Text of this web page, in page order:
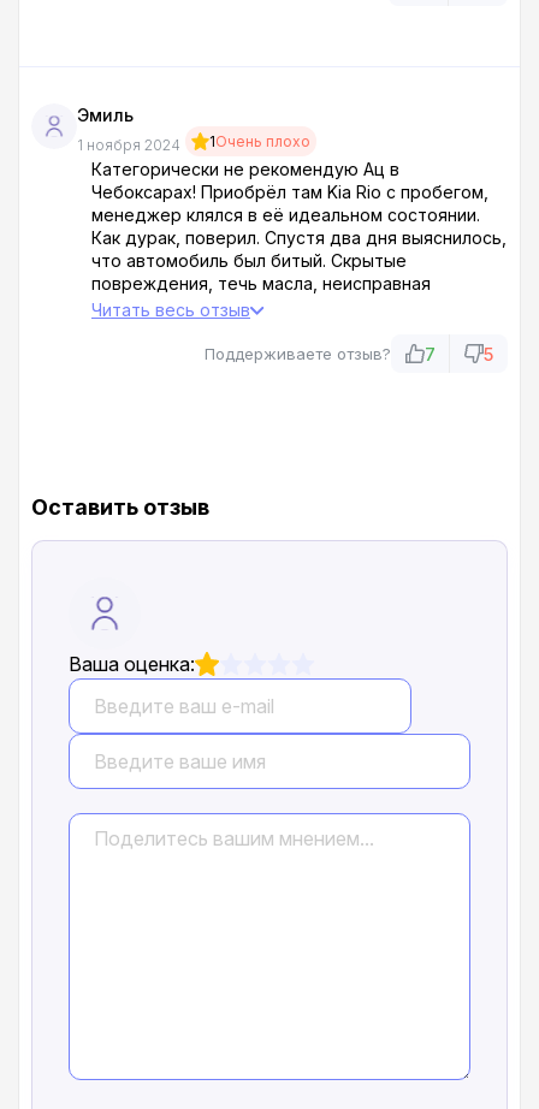
Эмиль
1 ноября 2024 1Очень плохо
Категорически не рекомендую Ац в
Чебоксарах! Приобрёл там Kia Rio с пробегом,
менеджер клялся в её идеальном состоянии.
Как дурак, поверил. Спустя два дня выяснилось,
что автомобиль был битый. Скрытые
повреждения, течь масла, неисправная
электроника – это только начало списка
ответственности не признаёт, ссылаясь на то,
Читать весь отзыв
Поддерживаете отзыв? 7 5
Оставить отзыв
Ваша оценка: